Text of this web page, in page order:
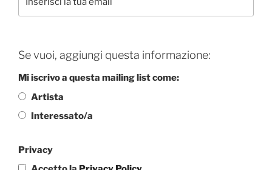
Se vuoi, aggiungi questa informazione:
Mi iscrivo a questa mailing list come:
Artista
Interessato/a
Privacy